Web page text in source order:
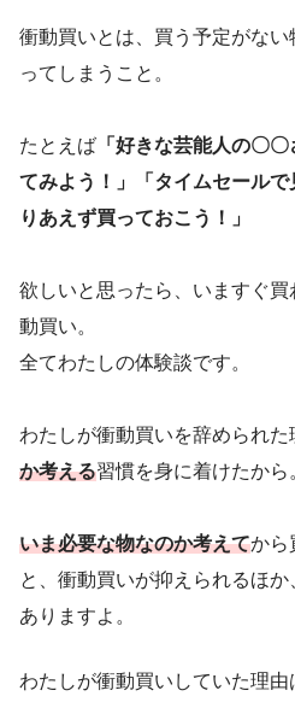
衝動買いとは、買う予定がな
ってしまうこと。
たとえば 「好きな芸能人の〇
てみよう！」「タイムセール
りあえず買っておこう！」
欲しいと思ったら、いますぐ
動買い。
全てわたしの体験談です。
わたしが衝動買いを辞められた
か考える習慣を身に着けたから
いま必要な物なのか考えてから
と、衝動買いが抑えられるほ
ありますよ。
わたしが衝動買いしていた理由